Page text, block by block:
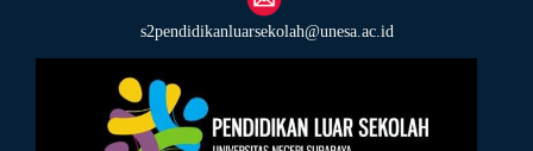
s2pendidikanluarsekolah@unesa.ac.id